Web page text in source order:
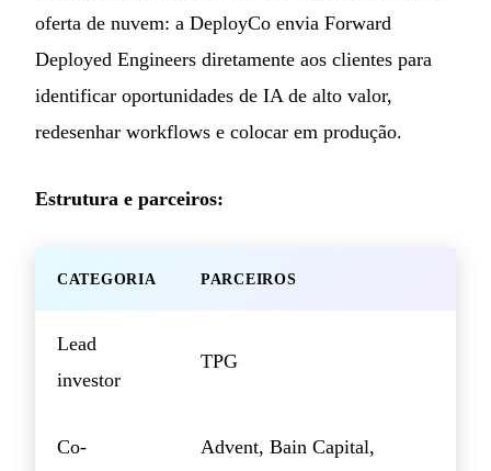
oferta de nuvem: a DeployCo envia Forward
Deployed Engineers diretamente aos clientes para
identificar oportunidades de IA de alto valor,
redesenhar workflows e colocar em produção.
Estrutura e parceiros:
CATEGORIA PARCEIROS
Lead
investor
TPG
Co-
Advent, Bain Capital,